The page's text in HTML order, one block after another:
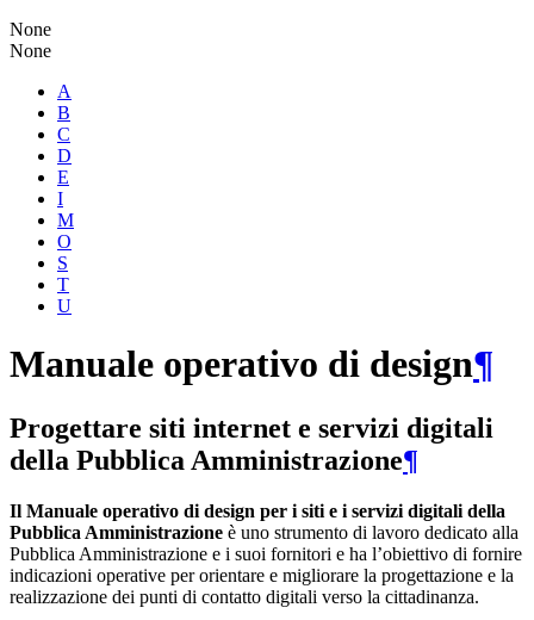
None
None
A
B
C
D
E
I
M
O
S
T
U
Manuale operativo di design¶
Progettare siti internet e servizi digitali
della Pubblica Amministrazione¶
Il Manuale operativo di design per i siti e i servizi digitali della
Pubblica Amministrazione è uno strumento di lavoro dedicato alla
Pubblica Amministrazione e i suoi fornitori e ha l’obiettivo di fornire
indicazioni operative per orientare e migliorare la progettazione e la
realizzazione dei punti di contatto digitali verso la cittadinanza.